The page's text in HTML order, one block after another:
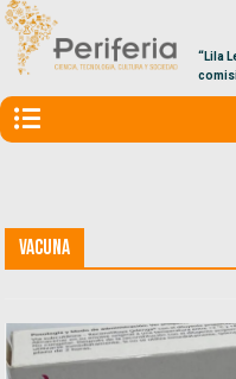
“Lila
Vacuna